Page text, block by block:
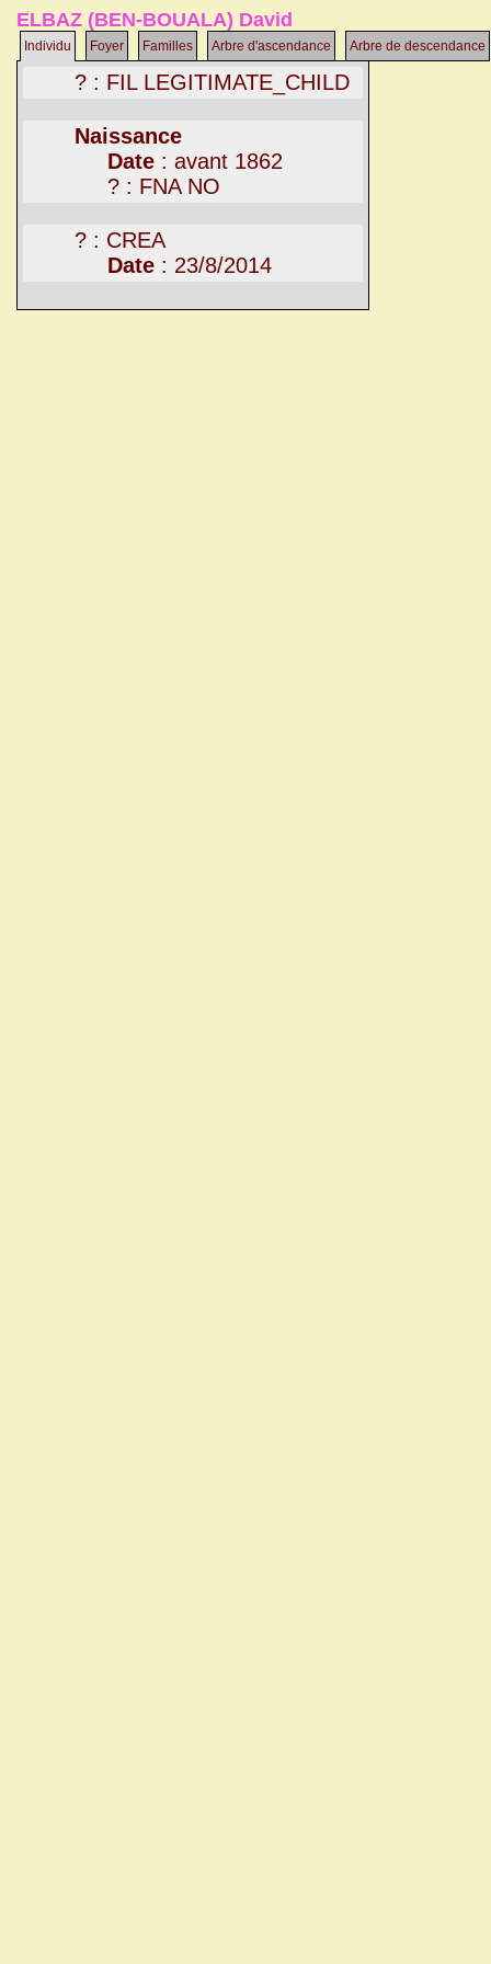
ELBAZ (BEN-BOUALA) David
Individu Foyer Familles Arbre d'ascendance Arbre de descendance
? : FIL LEGITIMATE_CHILD
Naissance
Date : avant 1862
? : FNA NO
? : CREA
Date : 23/8/2014